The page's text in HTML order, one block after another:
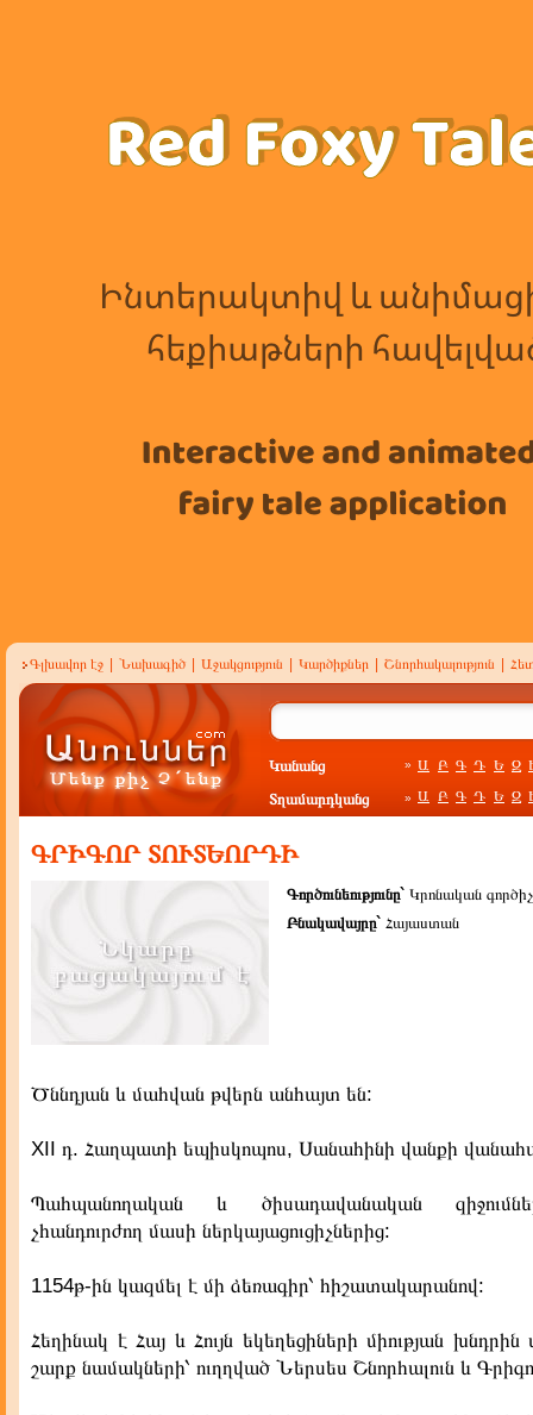
Գլխավոր էջ Նախագիծ Աջակցություն Կարծիքներ Շնորհակալություն
Կանանց » Ա Բ Գ Դ Ե Զ
Տղամարդկանց » Ա Բ Գ Դ Ե Զ
ԳՐԻԳՈՐ ՏՈՒՏԵՈՐԴԻ
Գործունեությունը` Կրոնական գործիչ
Բնակավայրը` Հայաստան
Ծննդյան և մահվան թվերն անհայտ են:
XII դ. Հաղպատի եպիսկոպոս, Սանահինի վանքի
Պահպանողական և ծիսադավանական
չհանդուրժող մասի ներկայացուցիչներից:
1154թ-ին կազմել է մի ձեռագիր՝ հիշատակարանով:
Հեղինակ է Հայ և Հույն եկեղեցիների միության
շարք նամակների՝ ուղղված Ներսես Շնորհալուն և